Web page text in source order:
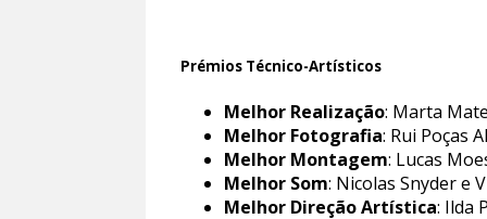
Prémios Técnico-Artísticos
Melhor Realização: Marta
Melhor Fotografia: Rui Poças
Melhor Montagem: Lucas
Melhor Som: Nicolas Snyder e
Melhor Direção Artística: Ilda